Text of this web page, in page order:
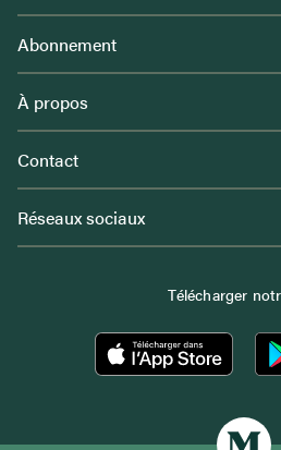
Abonnement
À propos
Contact
Réseaux sociaux
Télécharger